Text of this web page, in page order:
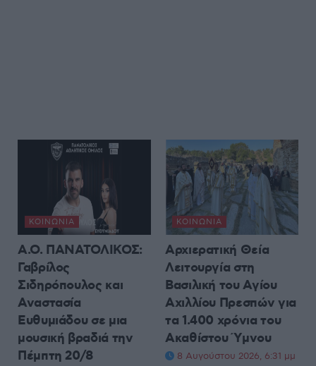
ΚΟΙΝΩΝΊΑ
Α.Ο. ΠΑΝΑΤΟΛΙΚΟΣ:
Γαβρίλος
Σιδηρόπουλος και
Αναστασία
Ευθυμιάδου σε μια
μουσική βραδιά την
Πέμπτη 20/8
ΚΟΙΝΩΝΊΑ
Αρχιερατική Θεία
Λειτουργία στη
Βασιλική του Αγίου
Αχιλλίου Πρεσπών για
τα 1.400 χρόνια του
Ακαθίστου Ύμνου
8 Αυγούστου 2026, 6:31 μμ